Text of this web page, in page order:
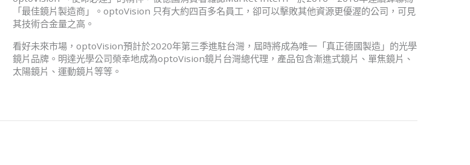
「最佳鏡片製造商」。 optoVision 只有大約四百多名員工，卻可以擊敗其他資源更優渥的公司，可見
其技術合金量之高。
看好未來市場， optoVision預計於2020年第三季進駐台灣，屆時將成為唯一「真正德國製造」的光學
鏡片品牌。明達光學公司榮幸地成為optoVision鏡片台灣總代理，產品包含漸進式鏡片、單焦鏡片、
太陽鏡片、運動鏡片等等。